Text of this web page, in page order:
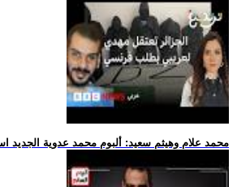
.. محمد علام وهيثم سعيد: ألبوم محمد عدوية الجديد